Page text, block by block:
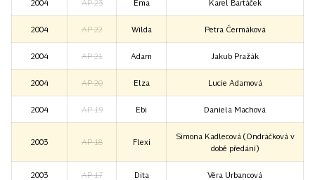
2004 AP 23 Ema Karel Bartáček
2004 AP 22 Wilda Petra Čermáková
2004 AP 21 Adam Jakub Pražák
2004 AP 20 Elza Lucie Adamová
2004 AP 19 Ebi Daniela Machová
2003 AP 18 Flexi
Simona Kadlecová (Ondráčková v
době předání)
2003 AP 17 Dita Věra Urbancová